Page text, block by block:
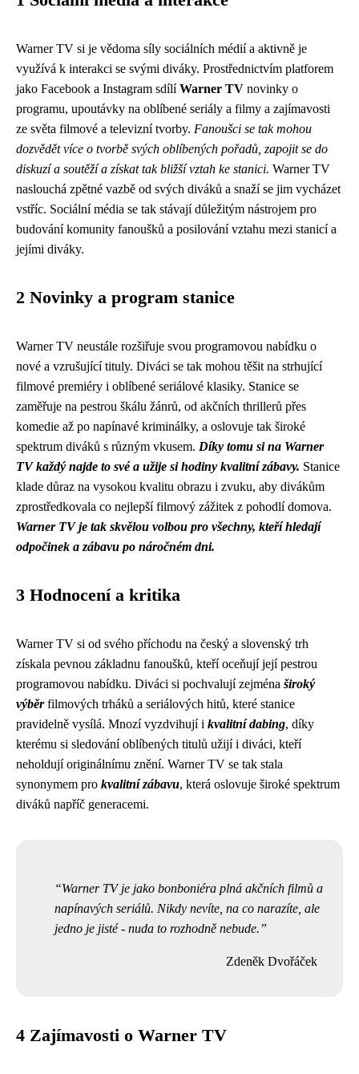
Warner TV si je vědoma síly sociálních médií a aktivně je
využívá k interakci se svými diváky. Prostřednictvím platforem
jako Facebook a Instagram sdílíWarner TV novinky o
programu, upoutávky na oblíbené seriály a filmy a zajímavosti
ze světa filmové a televizní tvorby. Fanoušci se tak mohou
dozvědět více o tvorbě svých oblíbených pořadů, zapojit se do
diskuzí a soutěží a získat tak bližší vztah ke stanici. Warner TV
naslouchá zpětné vazbě od svých diváků a snaží se jim vycházet
vstříc. Sociální média se tak stávají důležitým nástrojem pro
budování komunity fanoušků a posilování vztahu mezi stanicí a
jejími diváky.
2 Novinky a program stanice
Warner TV neustále rozšiřuje svou programovou nabídku o
nové a vzrušující tituly. Diváci se tak mohou těšit na strhující
filmové premiéry i oblíbené seriálové klasiky. Stanice se
zaměřuje na pestrou škálu žánrů, od akčních thrillerů přes
komedie až po napínavé kriminálky, a oslovuje tak široké
spektrum diváků s různým vkusem. Díky tomu si na Warner
TV každý najde to své a užije si hodiny kvalitní zábavy. Stanice
klade důraz na vysokou kvalitu obrazu i zvuku, aby divákům
zprostředkovala co nejlepší filmový zážitek z pohodlí domova.
Warner TV je tak skvělou volbou pro všechny, kteří hledají
odpočinek a zábavu po náročném dni.
3 Hodnocení a kritika
Warner TV si od svého příchodu na český a slovenský trh
získala pevnou základnu fanoušků, kteří oceňují její pestrou
programovou nabídku. Diváci si pochvalují zejména široký
výběrfilmových trháků a seriálových hitů, které stanice
pravidelně vysílá. Mnozí vyzdvihují i kvalitní dabing, díky
kterému si sledování oblíbených titulů užijí i diváci, kteří
neholdují originálnímu znění. Warner TV se tak stala
synonymem pro kvalitní zábavu, která oslovuje široké spektrum
diváků napříč generacemi.
Warner TV je jako bonboniéra plná akčních filmů a
napínavých seriálů. Nikdy nevíte, na co narazíte, ale
jedno je jisté - nuda to rozhodně nebude.
Zdeněk Dvořáček
4 Zajímavosti o Warner TV